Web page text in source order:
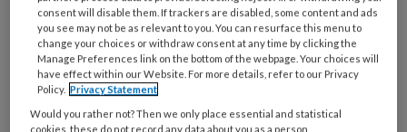
getranscribeerde data werden handmatig
gecodeerd. Van de deelnemers waren er vier
man en drie vrouw. De leeftijd varieerde van
31 tot 67 jaar (gemiddelde leeftijd 44,7 jaar).
consent will disable them. If trackers are disabled, some content and ads
you see may not be as relevant to you. You can resurface this menu to
change your choices or withdraw consent at any time by clicking the
Manage Preferences link on the bottom of the webpage. Your choices will
have effect within our Website. For more details, refer to our Privacy
Policy. Privacy Statement
Would you rather not? Then we only place essential and statistical
cookies, these do not record any data about you as a person